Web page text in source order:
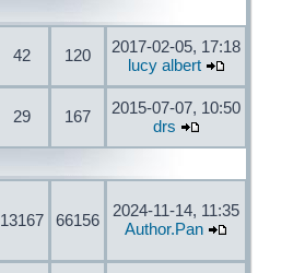
42 120
2017-02-05, 17:18
lucy albert
29 167
2015-07-07, 10:50
drs
13167 66156
2024-11-14, 11:35
Author.Pan